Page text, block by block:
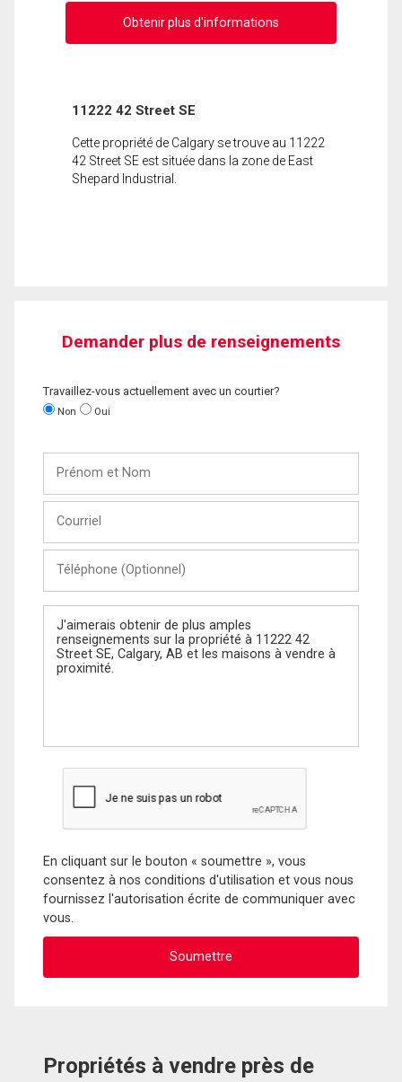
Obtenir plus d'informations
11222 42 Street SE
Cette propriété de Calgary se trouve au 11222
42 Street SE est située dans la zone de East
Shepard Industrial.
Demander plus de renseignements
Travaillez-vous actuellement avec un courtier?
Non Oui
Nom
(Optionnel)
Message
En cliquant sur le bouton « soumettre », vous
consentez à nos conditions d'utilisation et vous nous
fournissez l'autorisation écrite de communiquer avec
vous.
Propriétés à vendre près de